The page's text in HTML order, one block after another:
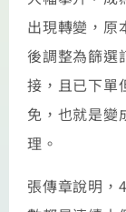
出現轉變，原
後調整為篩選
接，且已下單
免，也就是變
理。
張傳章說明，